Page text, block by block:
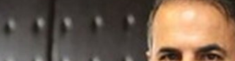
تجربه سفر با اتوبوس به استانبول؛
راهنمای سفرکامل
موقعی